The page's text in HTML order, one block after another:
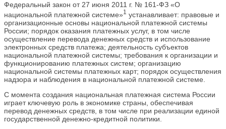
Федеральный закон от 27 июня 2011 г. № 161-ФЗ «О
национальной платежной системе»1
устанавливает: правовые и
организационные основы национальной платежной системы
России; порядок оказания платежных услуг, в том числе
осуществление перевода денежных средств и использование
электронных средств платежа; деятельность субъектов
национальной платежной системы; требования к организации и
функционированию платежных систем; организацию
национальной системы платежных карт; порядок осуществления
надзора и наблюдения в национальной платежной системе.
С момента создания национальная платежная система России
играет ключевую роль в экономике страны, обеспечивая
перевод денежных средств, в том числе при реализации единой
государственной денежно-кредитной политики.